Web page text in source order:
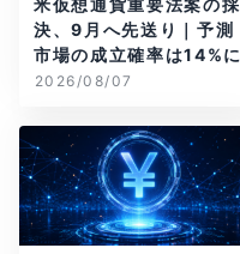
決、9月へ先送り｜予測
市場の成立確率は14%に
2026/08/07